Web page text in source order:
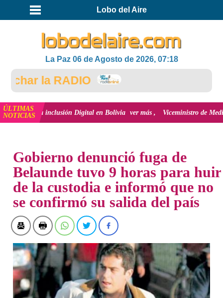
Lobo del Aire
La Paz 06 de Agosto de 2026, 07:18
la RADIO
ÚLTIMAS
NOTICIAS
y la inclusión Digital en Bolivia ver más Viceministro de Medio
Gobierno denunció fuga de
Belaunde tuvo 9 horas para huir
de la custodia e informó que no
se confirmó su salida del país